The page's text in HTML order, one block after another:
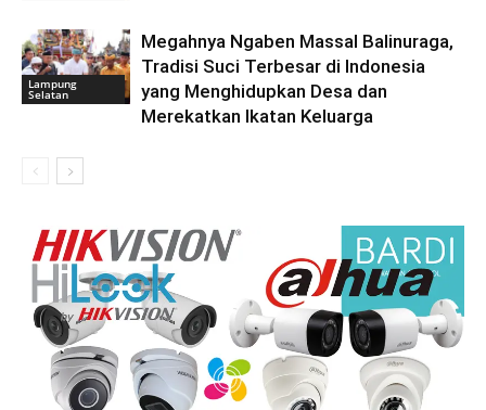
Lampung
Selatan
Megahnya Ngaben Massal Balinuraga,
Tradisi Suci Terbesar di Indonesia
yang Menghidupkan Desa dan
Merekatkan Ikatan Keluarga